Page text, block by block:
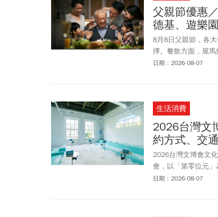
父親節優惠
德基、遊樂
8月8日父親節，各
擇。餐飲方面，屋
鎖餐飲集團，例如
大麥克沾醬、指定
歡心。至於親子同
88節優惠！六福村
理各項父親節優惠活
日期：2026-08-07
生活消費
2026台灣文
約方式、交
2026台灣文博會文
會，以「第零位元
一同來觀賞。而每
日期：2026-08-07